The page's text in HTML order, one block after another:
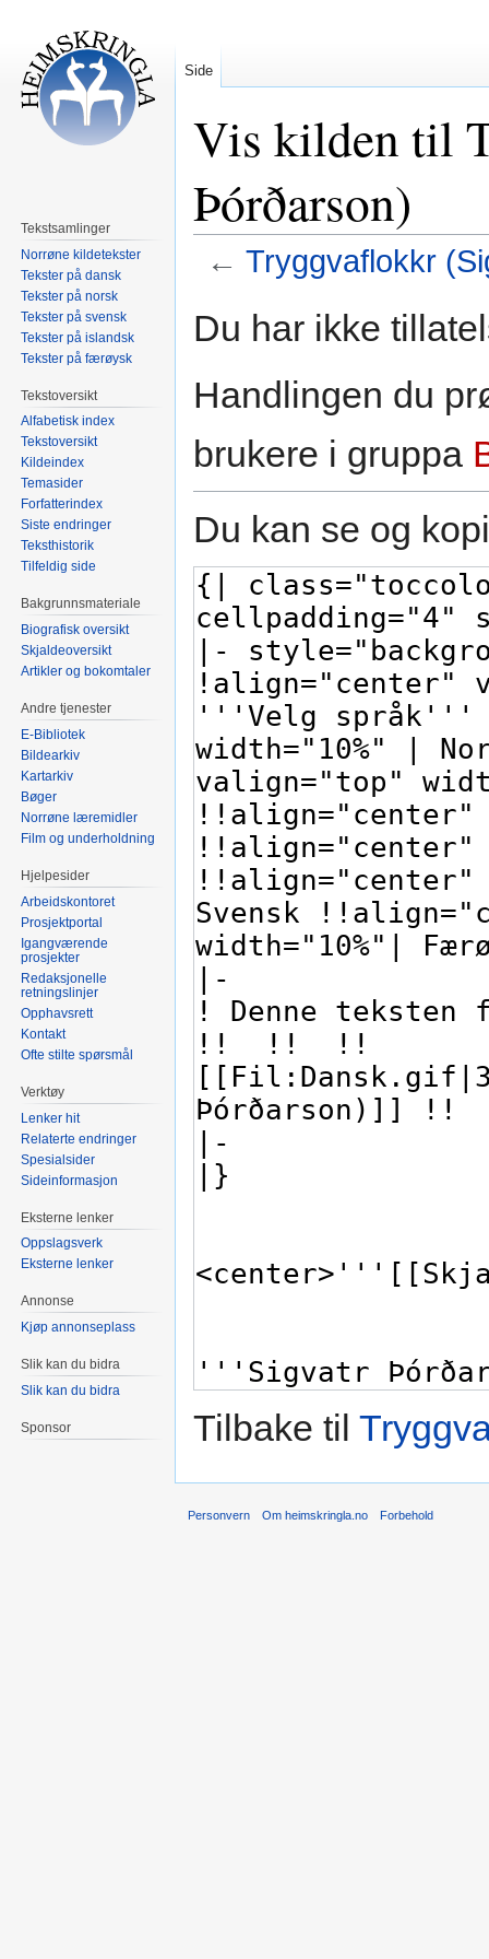
Vis kilden til
Þórðarson)
← Tryggvaflokkr
Du har ikke
Handlingen du
brukere i gruppa
Du kan se og
Tilbake til
Side
Tekstsamlinger
Norrøne kildetekster
Tekster på dansk
Tekster på norsk
Tekster på svensk
Tekster på islandsk
Tekster på færøysk
Tekstoversikt
Alfabetisk index
Tekstoversikt
Kildeindex
Temasider
Forfatterindex
Siste endringer
Teksthistorik
Tilfeldig side
Bakgrunnsmateriale
Biografisk oversikt
Skjaldeoversikt
Artikler og bokomtaler
Andre tjenester
E-Bibliotek
Bildearkiv
Kartarkiv
Bøger
Norrøne læremidler
Film og underholdning
Hjelpesider
Arbeidskontoret
Prosjektportal
Igangværende
prosjekter
Redaksjonelle
retningslinjer
Opphavsrett
Kontakt
Ofte stilte spørsmål
Verktøy
Lenker hit
Relaterte endringer
Spesialsider
Sideinformasjon
Eksterne lenker
Oppslagsverk
Eksterne lenker
Annonse
Kjøp annonseplass
Slik kan du bidra
Slik kan du bidra
Sponsor
Personvern Om heimskringla.no Forbehold